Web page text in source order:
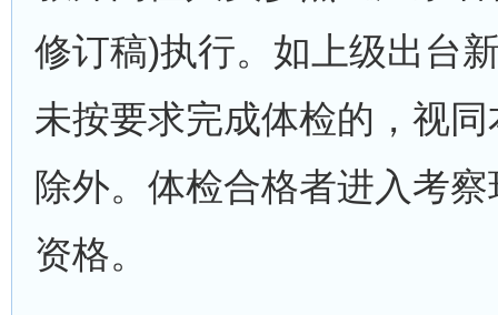
修订稿)执行。如上级出台
未按要求完成体检的，视
除外。体检合格者进入考
资格。